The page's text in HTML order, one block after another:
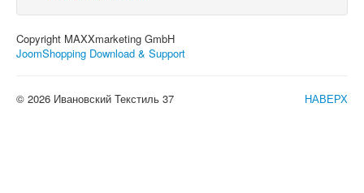
Copyright MAXXmarketing GmbH
JoomShopping Download & Support
НАВЕРХ
© 2026 Ивановский Текстиль 37